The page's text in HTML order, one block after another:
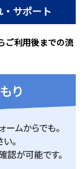
サポート
ご利用後までの流